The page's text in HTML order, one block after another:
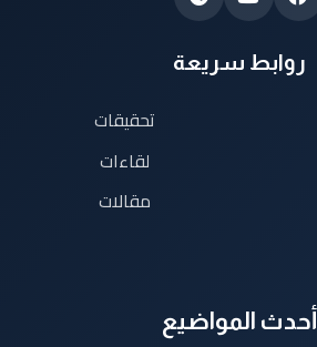
روابط سريعة
تحقيقات
لقاءات
مقالات
أحدث المواضيع